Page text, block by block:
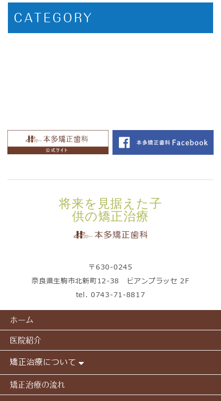
CATEGORY
将来を見据えた子
供の矯正治療
〒630-0245
奈良県生駒市北新町12-38 ビアンプラッセ 2F
tel.0743-71-8817
ホーム
医院紹介
矯正治療について
矯正治療の流れ